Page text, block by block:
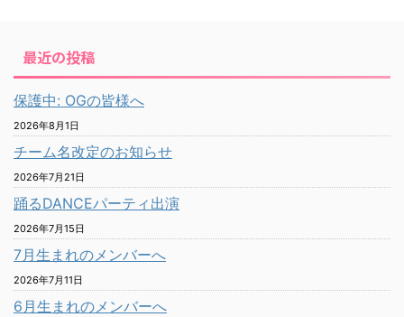
最近の投稿
保護中: OGの皆様へ
2026年8月1日
チーム名改定のお知らせ
2026年7月21日
踊るDANCEパーティ出演
2026年7月15日
7月生まれのメンバーへ
2026年7月11日
6月生まれのメンバーへ